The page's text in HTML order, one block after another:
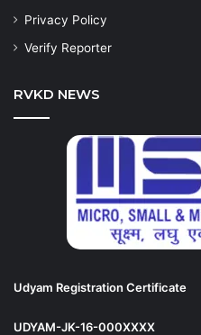
Privacy Policy
Verify Reporter
RVKD NEWS
Udyam Registration Certificate
UDYAM-JK-16-000XXXX